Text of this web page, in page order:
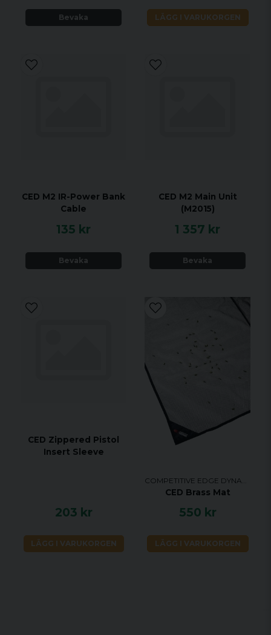
Bevaka LÄGG I VARUKORGEN
CED M2 IR-Power Bank
Cable
135 kr
Bevaka
CED M2 Main Unit
(M2015)
1 357 kr
Bevaka
CED Zippered Pistol
Insert Sleeve
203 kr
LÄGG I VARUKORGEN
CED Brass Mat
550 kr
LÄGG I VARUKORGEN